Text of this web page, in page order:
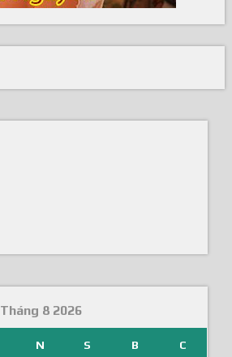
Tháng 8 2026
N S B C